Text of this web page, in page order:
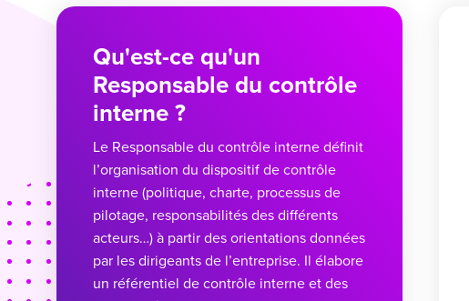
Qu'est-ce qu'un
Responsable du contrôle
interne ?
Le Responsable du contrôle interne définit
l’organisation du dispositif de contrôle
interne (politique, charte, processus de
pilotage, responsabilités des différents
acteurs…) à partir des orientations données
par les dirigeants de l’entreprise. Il élabore
un référentiel de contrôle interne et des